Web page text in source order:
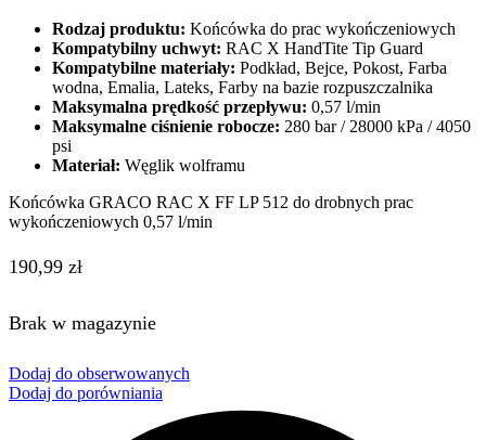
Dodaj do obserwowanych
Dodaj do porówniania